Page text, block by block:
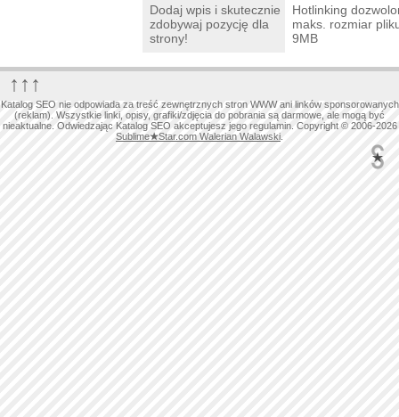
Dodaj wpis i skutecznie
zdobywaj pozycję dla
strony!
Hotlinking
maks. rozmiar
9MB
↑↑↑
Katalog SEO nie odpowiada za treść zewnętrznych stron WWW ani linków sponsorowanych
(reklam). Wszystkie linki, opisy, grafiki/zdjęcia do pobrania są darmowe, ale mogą być
nieaktualne. Odwiedzając Katalog SEO akceptujesz jego regulamin. Copyright © 2006-2026
Sublime★Star.com Walerian Walawski